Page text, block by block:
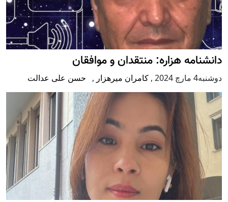
دانشنامه هزاره: منتقدان و موافقان
دوشنبه4 مارچ 2024 , کامران میرهزار , حسن علی عدالت